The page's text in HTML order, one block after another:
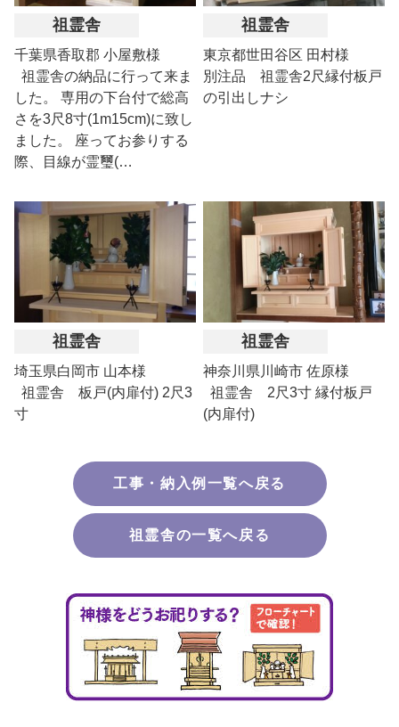
祖霊舎
千葉県香取郡 小屋敷様
祖霊舎の納品に行って来ま
した。 専用の下台付で総高
さを3尺8寸(1m15cm)に致し
ました。 座ってお参りする
際、目線が霊璽(…
祖霊舎
東京都世田谷区 田村様
別注品 祖霊舎2尺縁付板戸
の引出しナシ
祖霊舎
埼玉県白岡市 山本様
祖霊舎 板戸(内扉付) 2尺3
寸
祖霊舎
神奈川県川崎市 佐原様
祖霊舎 2尺3寸 縁付板戸
(内扉付)
工事・納入例一覧へ戻る
祖霊舎の一覧へ戻る